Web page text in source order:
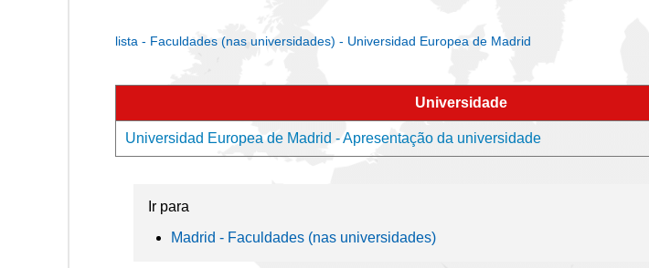
lista - Faculdades (nas universidades) - Universidad Europea de Madrid
Universidade
Universidad Europea de Madrid - Apresentação da universidade
Ir para
Madrid - Faculdades (nas universidades)